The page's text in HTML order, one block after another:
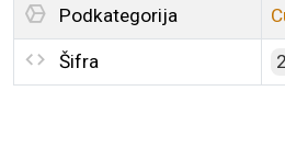
Podkategorija
Šifra